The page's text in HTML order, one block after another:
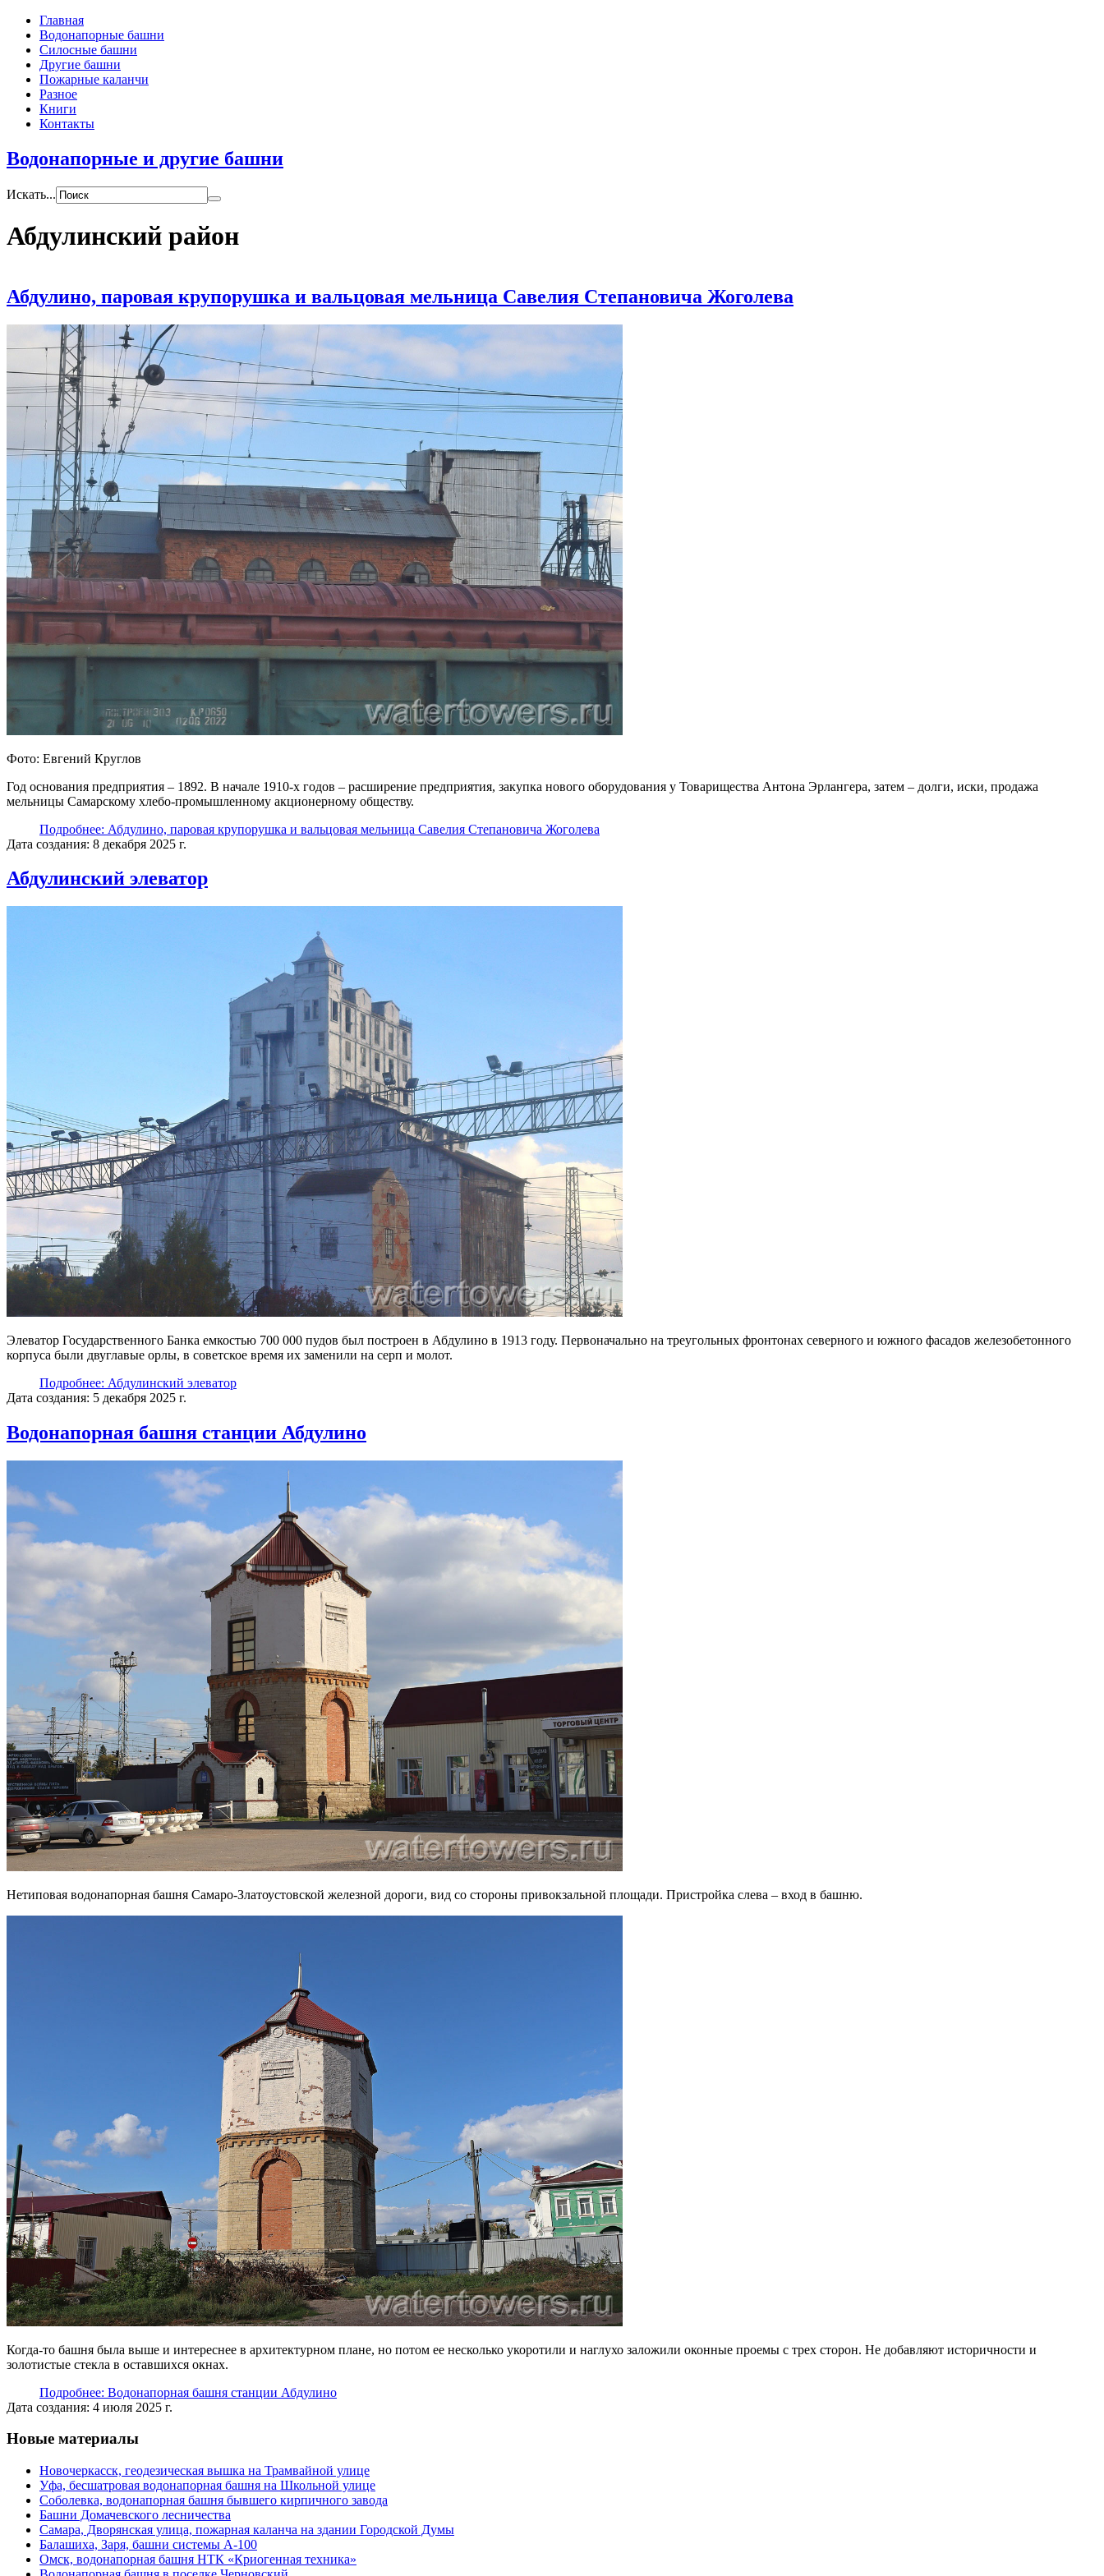
Главная
Водонапорные башни
Силосные башни
Другие башни
Пожарные каланчи
Разное
Книги
Контакты
Водонапорные и другие башни
Искать...
Абдулинский район
Абдулино, паровая крупорушка и вальцовая мельница Савелия Степановича Жоголева
Фото: Евгений Круглов
Год основания предприятия – 1892. В начале 1910-х годов – расширение предприятия, закупка нового оборудования у Товарищества Антона Эрлангера, затем – долги, иски, продажа
мельницы Самарскому хлебо-промышленному акционерному обществу.
Подробнее: Абдулино, паровая крупорушка и вальцовая мельница Савелия Степановича Жоголева
Дата создания: 8 декабря 2025 г.
Абдулинский элеватор
Элеватор Государственного Банка емкостью 700 000 пудов был построен в Абдулино в 1913 году. Первоначально на треугольных фронтонах северного и южного фасадов железобетонного
корпуса были двуглавые орлы, в советское время их заменили на серп и молот.
Подробнее: Абдулинский элеватор
Дата создания: 5 декабря 2025 г.
Водонапорная башня станции Абдулино
Нетиповая водонапорная башня Самаро-Златоустовской железной дороги, вид со стороны привокзальной площади. Пристройка слева – вход в башню.
Когда-то башня была выше и интереснее в архитектурном плане, но потом ее несколько укоротили и наглухо заложили оконные проемы с трех сторон. Не добавляют историчности и
золотистые стекла в оставшихся окнах.
Подробнее: Водонапорная башня станции Абдулино
Дата создания: 4 июля 2025 г.
Новые материалы
Новочеркасск, геодезическая вышка на Трамвайной улице
Уфа, бесшатровая водонапорная башня на Школьной улице
Соболевка, водонапорная башня бывшего кирпичного завода
Башни Домачевского лесничества
Самара, Дворянская улица, пожарная каланча на здании Городской Думы
Балашиха, Заря, башни системы А-100
Омск, водонапорная башня НТК «Криогенная техника»